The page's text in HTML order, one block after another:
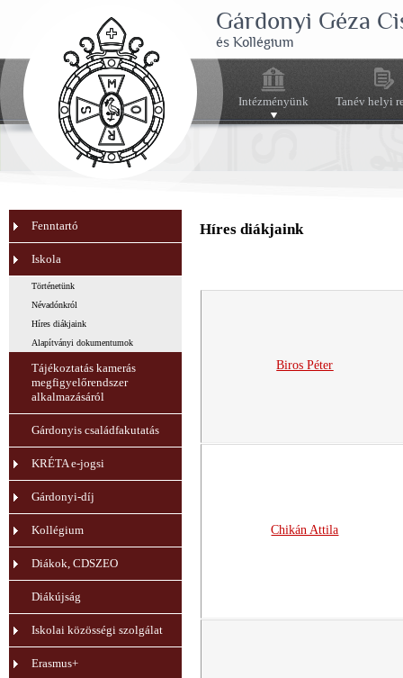
Gárdonyi Géza
és Kollégium
Intézményünk Tanév helyi
Fenntartó
Iskola
Történetünk
Névadónkról
Híres diákjaink
Alapítványi dokumentumok
Tájékoztatás kamerás
megfigyelőrendszer
alkalmazásáról
Gárdonyis családfakutatás
KRÉTA e-jogsi
Gárdonyi-díj
Kollégium
Diákok, CDSZEO
Diákújság
Iskolai közösségi szolgálat
Erasmus+
Híres diákjaink
Biros Péter
Chikán Attila